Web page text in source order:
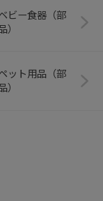
ビー食器（部
）
ット用品（部
）